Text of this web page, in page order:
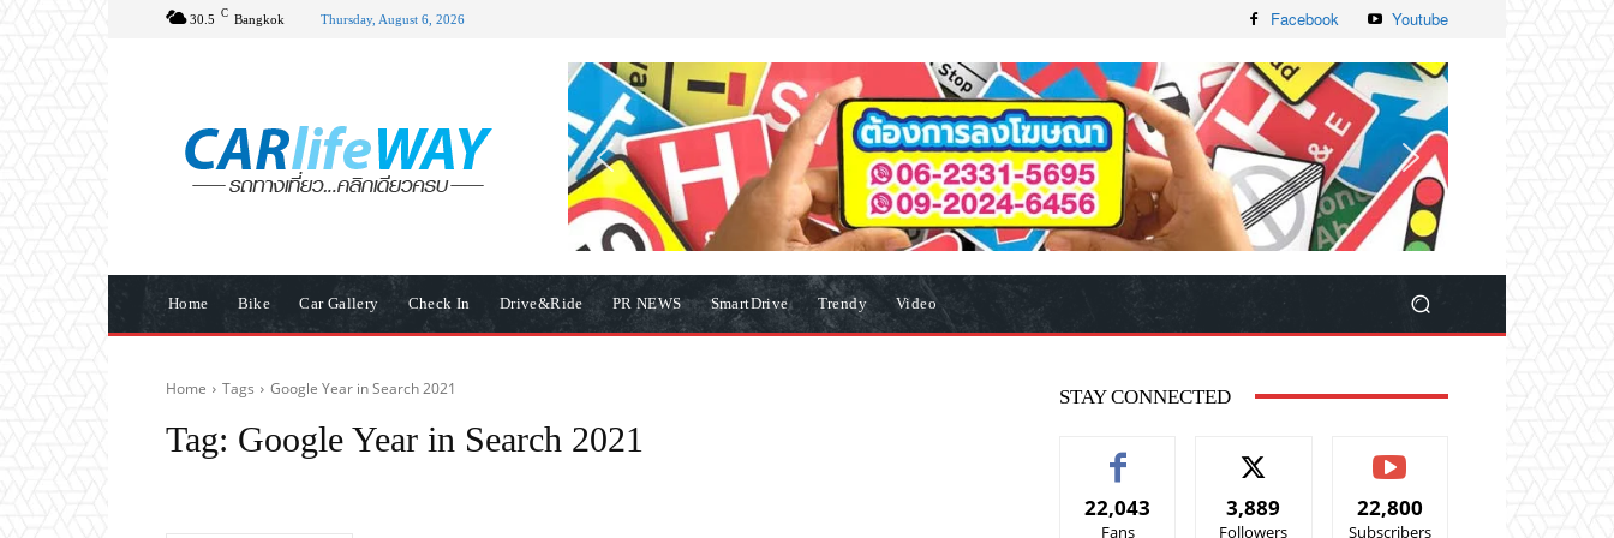
30.5 C Bangkok Thursday, August 6, 2026 Facebook Youtube
Home Bike Car Gallery Check In Drive&Ride PR NEWS SmartDrive Trendy Video
Home Tags Google Year in Search 2021
Tag: Google Year in Search 2021
STAY CONNECTED
22,043
Fans
3,889
Followers
22,800
Subscribers